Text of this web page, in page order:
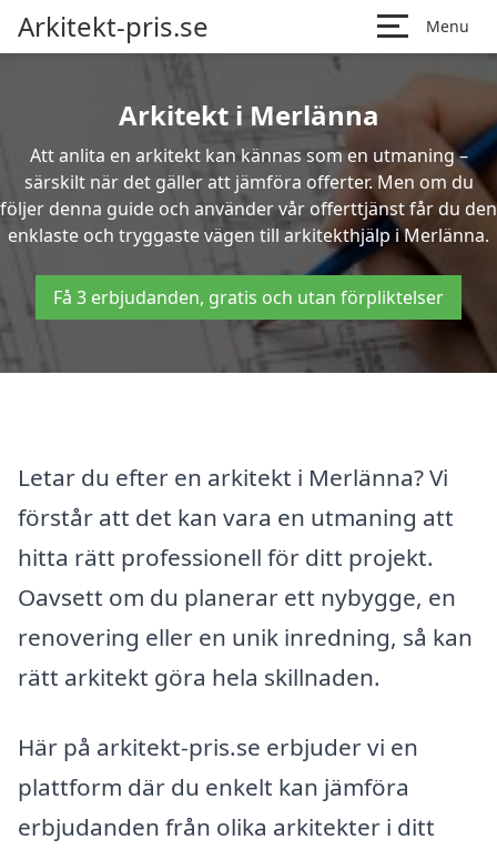
Arkitekt-pris.se Menu
Arkitekt i Merlänna
Att anlita en arkitekt kan kännas som en utmaning –
särskilt när det gäller att jämföra offerter. Men om du
följer denna guide och använder vår offerttjänst får du den
enklaste och tryggaste vägen till arkitekthjälp i Merlänna.
Få 3 erbjudanden, gratis och utan förpliktelser
Letar du efter en arkitekt i Merlänna? Vi
förstår att det kan vara en utmaning att
hitta rätt professionell för ditt projekt.
Oavsett om du planerar ett nybygge, en
renovering eller en unik inredning, så kan
rätt arkitekt göra hela skillnaden.
Här på arkitekt-pris.se erbjuder vi en
plattform där du enkelt kan jämföra
erbjudanden från olika arkitekter i ditt